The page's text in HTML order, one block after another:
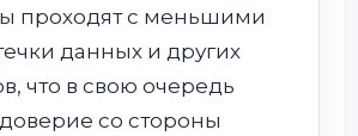
проходят с меньшими
данных и других
что в свою очередь
со стороны